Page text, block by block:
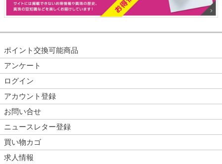
ポイント交換可能商品
アンケート
ログイン
アカウント登録
お問い合せ
ニュースレター登録
買い物カゴ
求人情報